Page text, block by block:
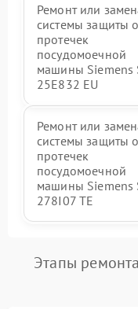
Ремонт или
системы защиты
протечек
посудомоечной
машины Siemens
25E832 EU
Ремонт или
системы защиты
протечек
посудомоечной
машины Siemens
278I07 TE
Этапы